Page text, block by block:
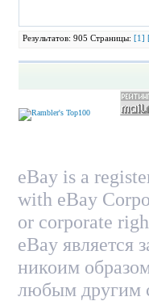
Результатов: 905 Страницы: [1]
eBay is a
with eBay
or corporate
eBay является
никоим
любым другим